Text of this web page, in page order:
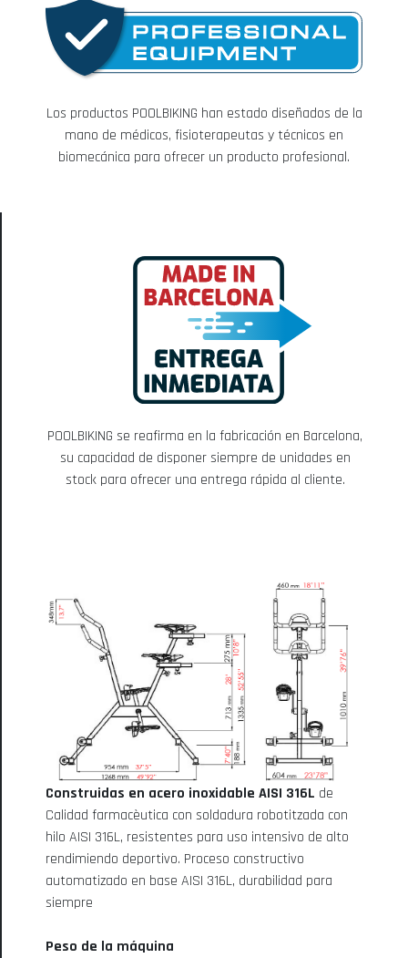
Los productos POOLBIKING han estado diseñados de la
mano de médicos, fisioterapeutas y técnicos en
biomecánica para ofrecer un producto profesional.
POOLBIKING se reafirma en la fabricación en Barcelona,
su capacidad de disponer siempre de unidades en
stock para ofrecer una entrega rápida al cliente.
Construidas en acero inoxidable AISI 316L de
Calidad farmacèutica con soldadura robotitzada con
hilo AISI 316L, resistentes para uso intensivo de alto
rendimiendo deportivo. Proceso constructivo
automatizado en base AISI 316L, durabilidad para
siempre
Peso de la máquina